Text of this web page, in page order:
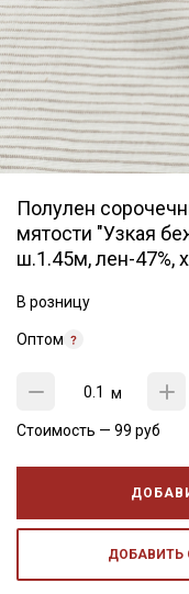
Полулен
мятости "Узкая
ш.1.45м, лен-47%,
В розницу
Оптом
м
Стоимость — 99 руб
ДОБАВИТЬ